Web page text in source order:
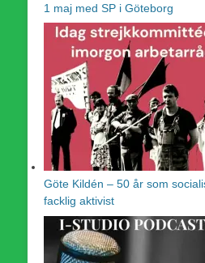
1 maj med SP i Göteborg
Göte Kildén – 50 år som
facklig aktivist